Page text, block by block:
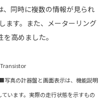
、同時に複数の情報が見られ
ます。また、メーターリング
高めました。
真の計器盤と画面表示は、機能説明
います。実際の走行状態を示すもの